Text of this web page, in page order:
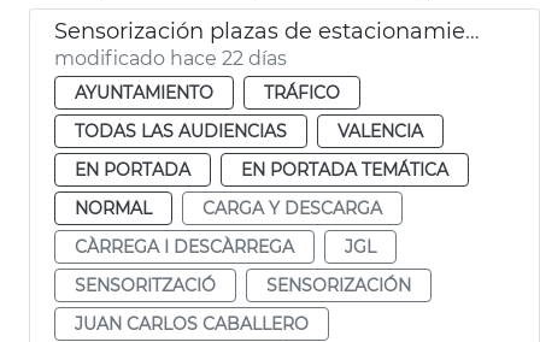
Sensorización plazas de estacionamiento PMR y carga y descarga
modificado hace 22 días
AYUNTAMIENTO
TRÁFICO
TODAS LAS AUDIENCIAS
VALENCIA
EN PORTADA
EN PORTADA TEMÁTICA
NORMAL
CARGA Y DESCARGA
CÀRREGA I DESCÀRREGA
JGL
SENSORITZACIÓ
SENSORIZACIÓN
JUAN CARLOS CABALLERO